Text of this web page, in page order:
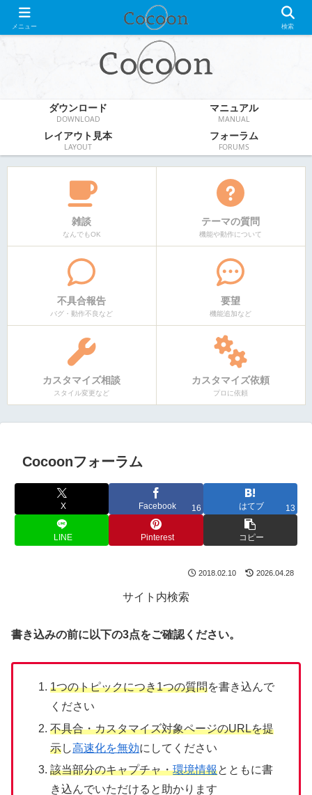
WordPress無料テーマ
ダウンロード
DOWNLOAD
マニュアル
MANUAL
レイアウト見本
LAYOUT
フォーラム
FORUMS
雑談
なんでもOK
テーマの質問
機能や動作について
不具合報告
バグ・動作不良など
要望
機能追加など
カスタマイズ相談
スタイル変更など
カスタマイズ依頼
プロに依頼
Cocoonフォーラム
X Facebook 16 はてブ 13
LINE Pinterest コピー
2018.02.10 2026.04.28
サイト内検索
書き込みの前に以下の3点をご確認ください。
1つのトピックにつき1つの質問を書き込んで
ください
不具合・カスタマイズ対象ページのURLを提
示し高速化を無効にしてください
該当部分のキャプチャ・環境情報とともに書
き込んでいただけると助かります
メニュー 検索